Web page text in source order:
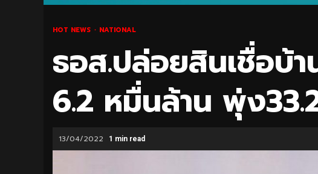
HOT NEWS NATIONAL
ธอส.ปล่อยสินเชื่อบ้า
6.2 หมื่นล้าน พุ่ง
13/04/2022 1 min read